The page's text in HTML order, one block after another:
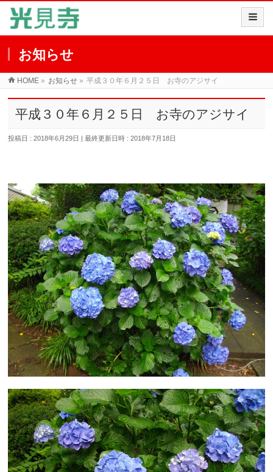
お知らせ
HOME » お知らせ » 平成３０年６月２５日 お寺のアジサイ
平成３０年６月２５日 お寺のアジサイ
投稿日 : 2018年6月29日 最終更新日時 : 2018年7月18日